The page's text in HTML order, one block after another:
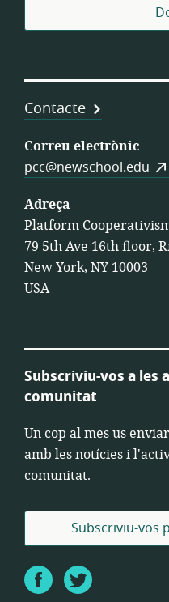
Contacte
Correu electrònic
pcc@newschool.edu
Adreça
Platform
79 5th Ave 16th floor,
New York, NY 10003
USA
Subscriviu-vos a les
comunitat
Un cop al mes us
amb les notícies i
comunitat.
Subscriviu-vos
FacebookTwitter